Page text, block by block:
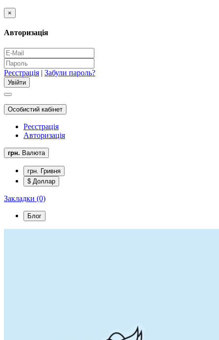
×
Авторизація
Реєстрація | Забули пароль?
Особистий кабінет
Реєстрація
Авторизація
грн. Валюта
грн. Гривня
$ Доллар
Закладки (0)
Блог